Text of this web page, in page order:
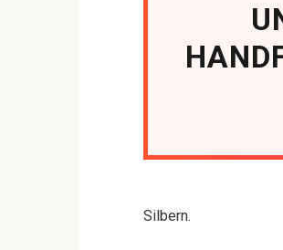
Silbern.